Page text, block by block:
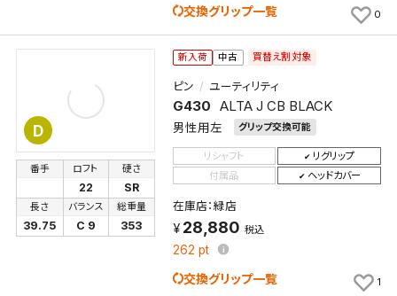
交換グリップ一覧 0
D
新入荷 中古 買替え割対象
ピン ユーティリティ
G430 ALTA J CB BLACK
男性用左 グリップ交換可能
番手 ロフト
22
硬さ
SR
長さ
39.75
バランス
C 9
総重量
353
リシャフト
リグリップ
付属品
ヘッドカバー
在庫店：緑店
28,880 税込
262 pt
交換グリップ一覧 1